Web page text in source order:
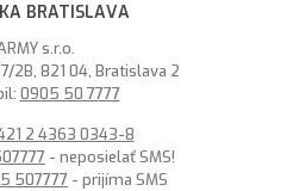
BRATISLAVA
s.r.o.
2B, 821 04, Bratislava 2
0905 50 7777
2 4363 0343-8
- neposielať SMS!
507777 - prijíma SMS